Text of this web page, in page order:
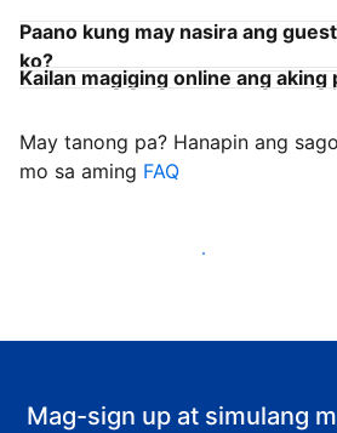
Paano kung may nasira ang
ko?
Kailan magiging online ang
May tanong pa? Hanapin ang
mo sa aming FAQ
Simulang i-welcome ang mga
Mag-sign up at simulang